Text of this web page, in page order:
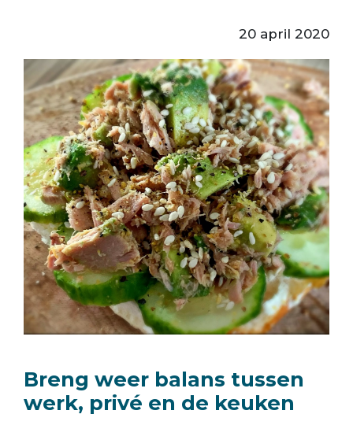
20 april 2020
Breng weer balans tussen
werk, privé en de keuken